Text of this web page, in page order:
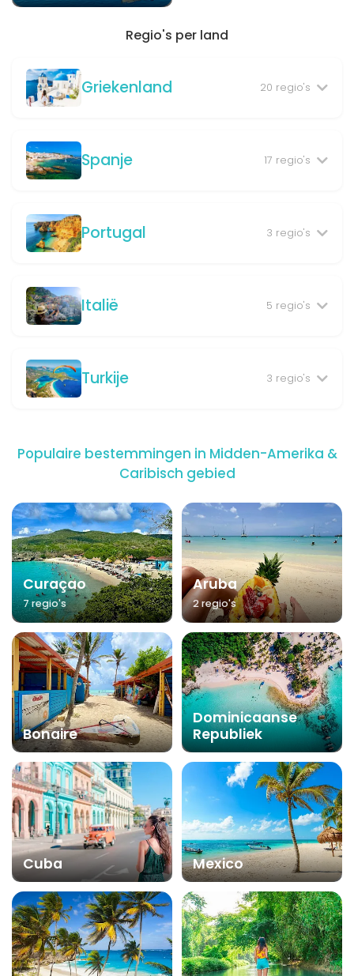
Regio's per land
Griekenland 20 regio's
Spanje 17 regio's
Portugal 3 regio's
Italië 5 regio's
Turkije 3 regio's
Populaire bestemmingen in Midden-Amerika &
Caribisch gebied
Curaçao
7 regio's
Aruba
2 regio's
Bonaire
Dominicaanse
Republiek
Cuba Mexico